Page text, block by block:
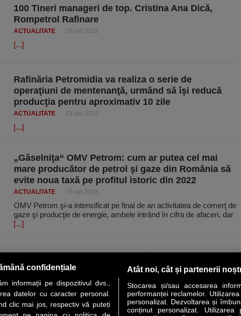
100 Tineri manageri de top. Cristina Ana Dică,
Rompetrol Rafinare
ACTUALITATE 25 oct 2023
[...]
Rafinăria Petromidia va realiza o serie de
operaţiuni de mentenanţă, urmând să îşi reducă
producţia pentru aproximativ 10 zile
ACTUALITATE 23 ian 2023
[...]
„Găselniţa“ OMV Petrom: cum ar putea cel mai
mare producător de petrol şi gaze din România să
evite noua taxă pe profitul istoric din 2022
ACTUALITATE 15 ian 2023
OMV Petrom şi-a intensificat pe final de an activitatea de comerţ de
gaze şi producţie de energie, ambele intrând în cifra de afaceri, dar
[...]
COVER STORY LIDERI ANALIZE HI-TECH MEET
confidențiale
informații pe dispozitivul dvs.,
datelor cu caracter personal.
clic mai jos, respectiv vă puteți
Atât noi, cât și partenerii
Stocarea și/sau accesarea
performanței reclamelor.
personalizat. Dezvoltarea și
conținut personalizat. Utilizarea